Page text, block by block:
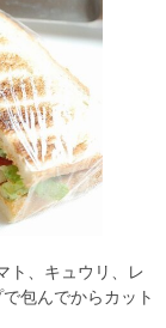
、キュウリ、レ
包んでからカット